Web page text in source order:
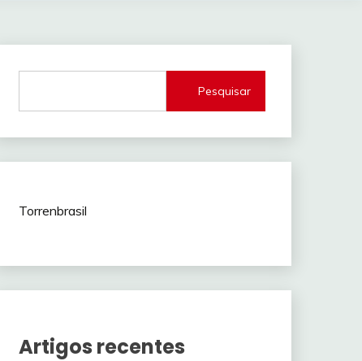
Pesquisar
Torrenbrasil
Artigos recentes